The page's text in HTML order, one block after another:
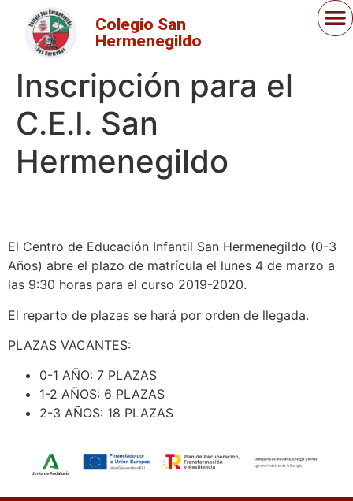
Colegio San
Hermenegildo
Inscripción para el
C.E.I. San
Hermenegildo
El Centro de Educación Infantil San Hermenegildo (0-3
Años) abre el plazo de matrícula el lunes 4 de marzo a
las 9:30 horas para el curso 2019-2020.
El reparto de plazas se hará por orden de llegada.
PLAZAS VACANTES:
0-1 AÑO: 7 PLAZAS
1-2 AÑOS: 6 PLAZAS
2-3 AÑOS: 18 PLAZAS